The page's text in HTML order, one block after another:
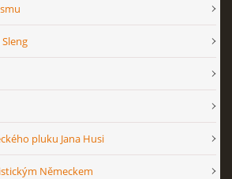
pluku Jana Husi
Německem